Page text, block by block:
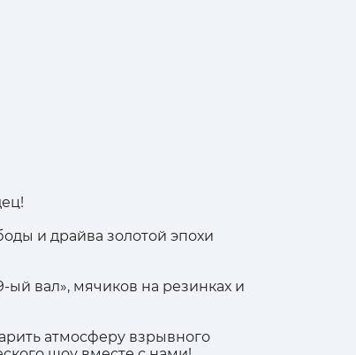
и драйва золотой эпохи
ый вал», мячиков на резинках и
атмосферу взрывного